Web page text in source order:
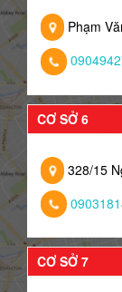
Phạm
CƠ SỞ 6
328/15
CƠ SỞ 7